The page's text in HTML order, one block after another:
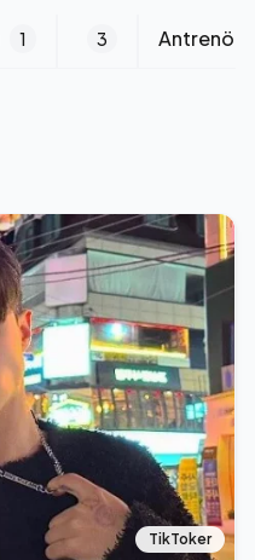
1 3 Antrenör
TikToker